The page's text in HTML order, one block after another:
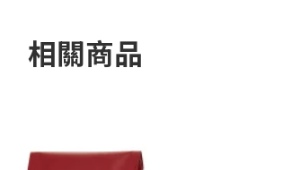
相關商品